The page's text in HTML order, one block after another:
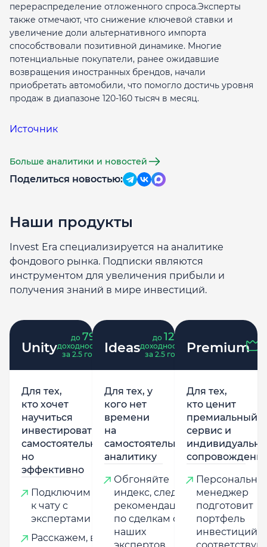
перераспределение отложенного спроса.Эксперты
также отмечают, что снижение ключевой ставки и
увеличение доли альтернативного импорта
способствовали позитивной динамике. Многие
потенциальные покупатели, ранее ожидавшие
возвращения иностранных брендов, начали
приобретать автомобили, что помогло достичь уровня
продаж в диапазоне 120-160 тысяч в месяц.
Источник
Больше аналитики и новостей
Поделиться новостью:
Наши продукты
Invest Era специализируется на аналитике
фондового рынка. Подписки являются
инструментом для увеличения прибыли и
получения знаний в мире инвестиций.
Unity
до 79
доходность
за 2.5 года
Для тех,
кто хочет
научиться
инвестировать
самостоятельно,
но
эффективно
Подключим
к чату с
экспертами
Расскажем, в
Ideas
до 121
доходность
за 2.5 года
Для тех, у
кого нет
времени
на
самостоятельную
аналитику
Обгоняйте
индекс, следуя
рекомендациям
по сделкам от
наших
Premium
Для тех,
кто ценит
премиальный
сервис и
менеджер
подготовит
портфель
инвестиций,